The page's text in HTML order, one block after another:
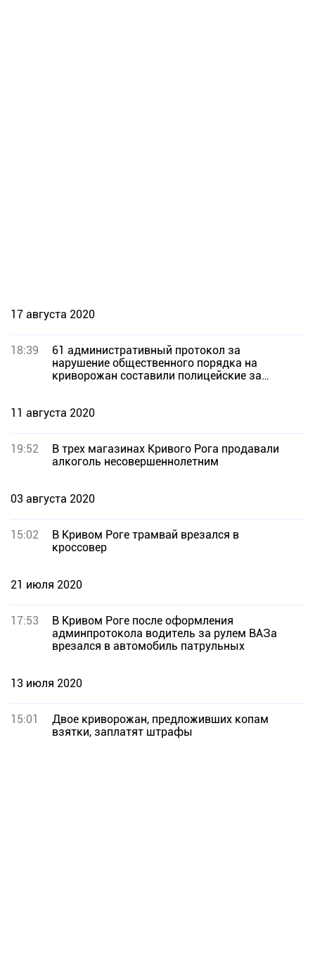
17 августа 2020
18:39
61 административный протокол за
нарушение общественного порядка на
криворожан составили полицейские за
11 августа 2020
19:52
В трех магазинах Кривого Рога продавали
алкоголь несовершеннолетним
03 августа 2020
15:02
В Кривом Роге трамвай врезался в
кроссовер
21 июля 2020
17:53
В Кривом Роге после оформления
админпротокола водитель за рулем ВАЗа
врезался в автомобиль патрульных
13 июля 2020
15:01
Двое криворожан, предложивших копам
взятки, заплатят штрафы